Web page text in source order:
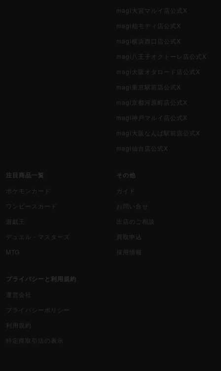
magi大宮マルイ店公式X
magi柏モディ店公式X
magi横浜西口店公式X
magi八王子オクトーレ店公式X
magi大阪オタロード店公式X
magi東京駅前店公式X
magi京都河原町店公式X
magi神戸マルイ店公式X
magi大阪なんば駅前店公式X
magi仙台店公式X
注目商品一覧
ポケモンカード
ワンピースカード
遊戯王
デュエル・マスターズ
MTG
その他
ガイド
お問い合せ
出店のご相談
買取申込
採用情報
プライバシーと利用規約
運営会社
プライバシーポリシー
利用規約
特定商取引法の表示